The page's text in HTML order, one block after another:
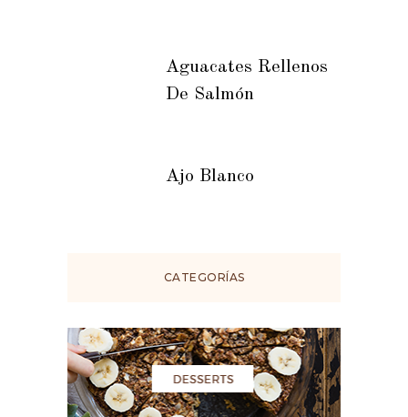
Aguacates Rellenos
De Salmón
Ajo Blanco
CATEGORÍAS